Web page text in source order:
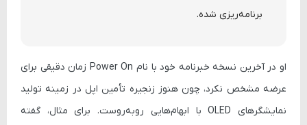
برنامه‌ریزی شده.
او در آخرین نسخه خبرنامه خود با نام Power On زمان دقیقی برای
عرضه مشخص نکرد، چون هنوز زنجیره تأمین اپل در زمینه تولید
نمایشگرهای OLED با ابهام‌هایی روبه‌روست. برای مثال، گفته